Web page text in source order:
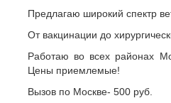
Предлагаю широкий спектр
От вакцинации до
Работаю во всех районах
Цены приемлемые!
Вызов по Москве- 500 руб.